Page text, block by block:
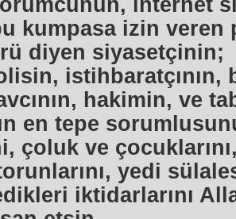
internet
kumpasa izin veren
diyen siyasetçinin;
istihbaratçının,
hakimin, ve
en tepe
çoluk ve
yedi
iktidarlarını